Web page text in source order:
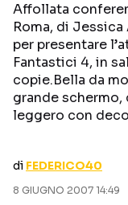
Categorie
NOTIZIE
CURIOSITÀ
RECENSIONI
Affollata
Roma, di
per presentare
Fantastici 4, in
copie.Bella da
grande
leggero con
di FEDERICO40
8 GIUGNO 2007 14:49